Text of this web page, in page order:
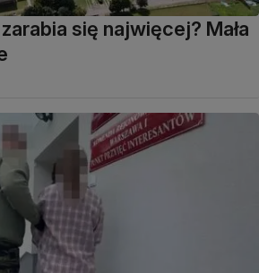
się najwięcej? Mała